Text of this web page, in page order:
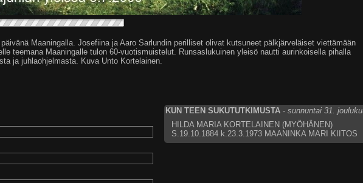
Maaningalla. Josefiina ja Aaro Sarlundin perilliset olivat kutsuneet pälkjärveläiset viettämään
teemana Maaningalle tulon 60-vuotismuistelut. Runsaslukuinen yleisö nautti aurinkoisella pihalla
ja juhlaohjelmasta. Kuva Unto Kortelainen.
KUN TEEN SUKUTUTKIMUSTA - sunnuntai 31.
HILDA MARIA KORTELAINEN (MYÖHÄNEN)
S.19.10.1884 k.23.3.1973 MAANINKA MARI KIITOS